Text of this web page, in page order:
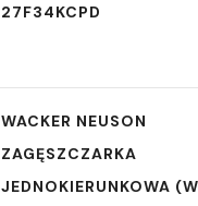
27F34KCPD
WACKER NEUSON
ZAGĘSZCZARKA
JEDNOKIERUNKOWA